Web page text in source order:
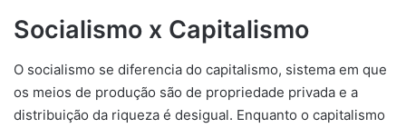
Socialismo x Capitalismo
O socialismo se diferencia do capitalismo, sistema em que
os meios de produção são de propriedade privada e a
distribuição da riqueza é desigual. Enquanto o capitalismo